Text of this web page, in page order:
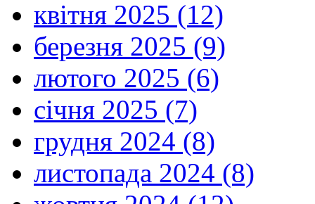
квітня 2025 (12)
березня 2025 (9)
лютого 2025 (6)
січня 2025 (7)
грудня 2024 (8)
листопада 2024 (8)